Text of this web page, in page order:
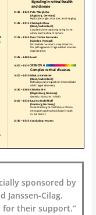
sponsored by
Janssen-Cilag.
for their support.”